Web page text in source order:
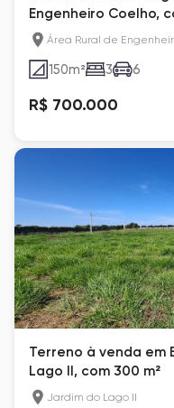
Engenheiro Coelho,
Área Rural de
150m² 3 6
R$ 700.000
Terreno à venda em
Lago II, com 300 m²
Jardim do Lago II